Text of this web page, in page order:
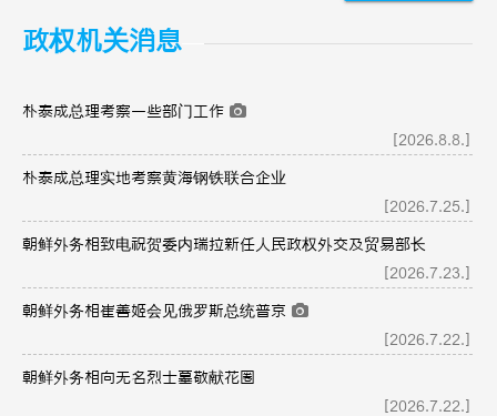
政权机关消息
朴泰成总理考察一些部门工作
[2026.8.8.]
朴泰成总理实地考察黄海钢铁联合企业
[2026.7.25.]
朝鲜外务相致电祝贺委内瑞拉新任人民政权外交及贸易部长
[2026.7.23.]
朝鲜外务相崔善姬会见俄罗斯总统普京
[2026.7.22.]
朝鲜外务相向无名烈士墓敬献花圈
[2026.7.22.]